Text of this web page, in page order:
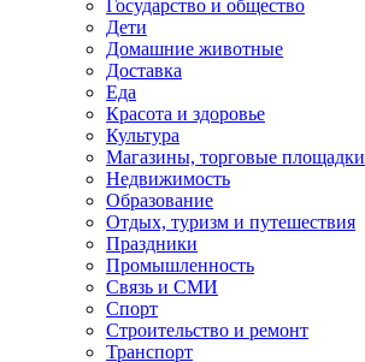
Государство и общество
Дети
Домашние животные
Доставка
Еда
Красота и здоровье
Культура
Магазины, торговые площадки
Недвижимость
Образование
Отдых, туризм и путешествия
Праздники
Промышленность
Связь и СМИ
Спорт
Строительство и ремонт
Транспорт